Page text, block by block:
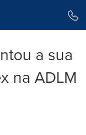
a sua
na ADLM